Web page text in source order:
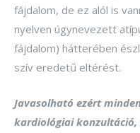
fájdalom, de ez alól is
nyelven úgynevezett
fájdalom) hátterében
szív eredetű eltérést.
Javasolható ezért
kardiológiai